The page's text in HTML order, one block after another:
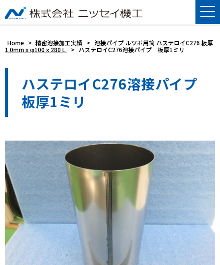
Home > 精密溶接加工実績 > 溶接パイプ ルツボ用筒 ハステロイC276 板厚
1.0mmｘφ100ｘ280Ｌ
> ハステロイC276溶接パイプ 板厚1ミリ
ハステロイC276溶接パイプ
板厚1ミリ